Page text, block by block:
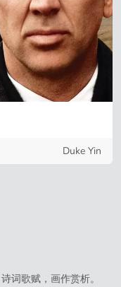
Duke Yin
词歌赋，画作赏析。